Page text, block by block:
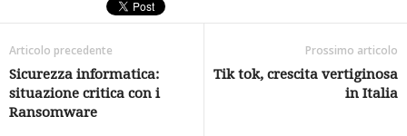
Articolo precedente
Sicurezza informatica:
situazione critica con i
Ransomware
Prossimo articolo
Tik tok, crescita vertiginosa
in Italia